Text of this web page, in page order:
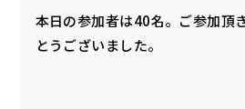
本日の参加者は40名。ご参加頂
とうございました。